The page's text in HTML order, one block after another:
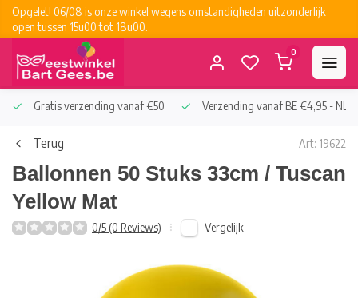
Opgelet! 06/08 is onze winkel wegens omstandigheden uitzonderlijk
open tussen 15u00 tot 18u00.
0
Gratis verzending vanaf €50 Verzending vanaf BE €4,95 - NL
Terug Art: 19622
Ballonnen 50 Stuks 33cm / Tuscan
Yellow Mat
0/5 (0 Reviews) Vergelijk